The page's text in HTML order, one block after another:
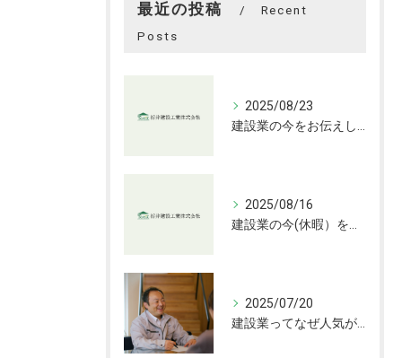
最近の投稿
Recent
Posts
2025/08/23
2025/08/16
2025/07/20